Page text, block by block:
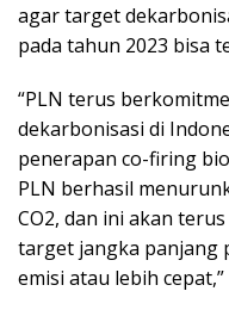
agar target
pada tahun 2023 bisa
“PLN terus
dekarbonisasi di
penerapan co-firing
PLN berhasil
CO2, dan ini akan
target jangka panjang
emisi atau lebih